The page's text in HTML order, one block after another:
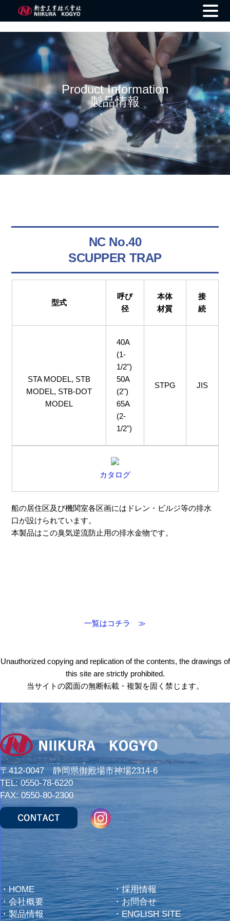
Product Information
製品情報
NC No.40
SCUPPER TRAP
型式
呼び
径
本体
材質
接
続
STA MODEL, STB
MODEL, STB-DOT
MODEL
40A
(1-
1/2")
50A
(2")
65A
(2-
1/2")
STPG JIS
カタログ
船の居住区及び機関室各区画にはドレン・ビルジ等の排水
口が設けられています。
本製品はこの臭気逆流防止用の排水金物です。
一覧はコチラ ≫
Unauthorized copying and replication of the contents, the drawings of
this site are strictly prohibited.
当サイトの図面の無断転載・複製を固く禁じます。
〒412-0047 静岡県御殿場市神場2314-6
TEL: 0550-78-6220
FAX: 0550-80-2300
・HOME
・会社概要
・製品情報
・採用情報
・お問合せ
・ ENGLISH SITE